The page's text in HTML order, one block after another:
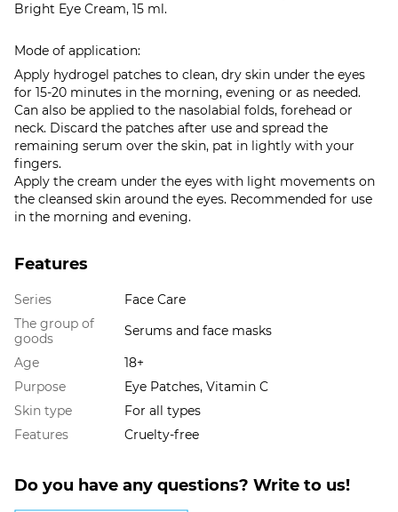
Bright Eye Cream, 15 ml.
Mode of application:
Apply hydrogel patches to clean, dry skin under the eyes
for 15-20 minutes in the morning, evening or as needed.
Can also be applied to the nasolabial folds, forehead or
neck. Discard the patches after use and spread the
remaining serum over the skin, pat in lightly with your
fingers.
Apply the cream under the eyes with light movements on
the cleansed skin around the eyes. Recommended for use
in the morning and evening.
Features
Series
Face Care
The group of
goods
Serums and face masks
Age
18+
Purpose
Eye Patches, Vitamin C
Skin type
For all types
Features
Cruelty-free
Do you have any questions? Write to us!